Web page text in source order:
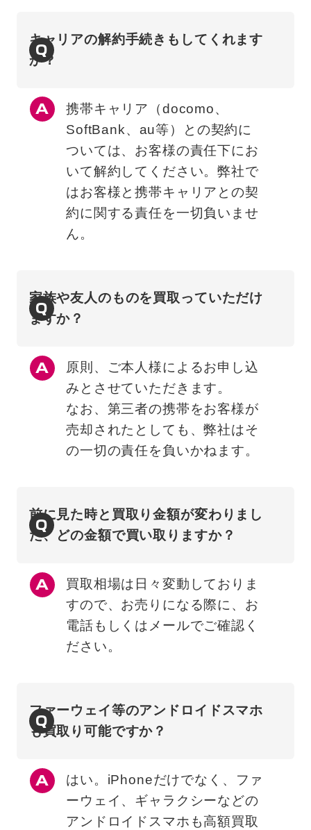
Q
キャリアの解約手続きもしてくれます
か？
携帯キャリア（docomo、
SoftBank、au等）との契約に
ついては、お客様の責任下にお
いて解約してください。弊社で
はお客様と携帯キャリアとの契
約に関する責任を一切負いませ
ん。
Q
家族や友人のものを買取っていただけ
ますか？
原則、ご本人様によるお申し込
みとさせていただきます。
なお、第三者の携帯をお客様が
売却されたとしても、弊社はそ
の一切の責任を負いかねます。
Q
前に見た時と買取り金額が変わりまし
た、どの金額で買い取りますか？
買取相場は日々変動しておりま
すので、お売りになる際に、お
電話もしくはメールでご確認く
ださい。
Q
ファーウェイ等のアンドロイドスマホ
も買取り可能ですか？
はい。iPhoneだけでなく、ファ
ーウェイ、ギャラクシーなどの
アンドロイドスマホも高額買取